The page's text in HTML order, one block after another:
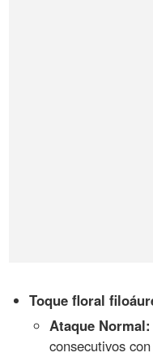
Toque floral
Ataque Normal:
consecutivos